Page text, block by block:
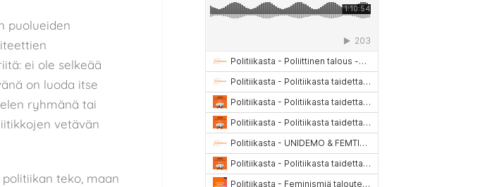
puolueiden
ei ole selkeää
on luoda itse
ryhmänä tai
vetävän
teko, maan